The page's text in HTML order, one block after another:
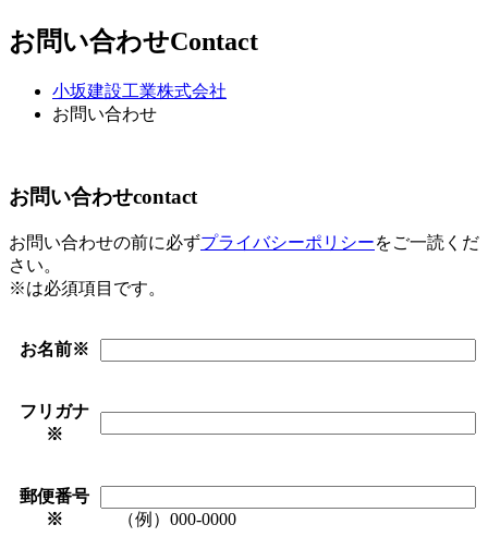
お問い合わせContact
小坂建設工業株式会社
お問い合わせ
お問い合わせcontact
お問い合わせの前に必ずプライバシーポリシーをご一読くだ
さい。
※は必須項目です。
お名前※
フリガナ
※
郵便番号
※
（例）000-0000